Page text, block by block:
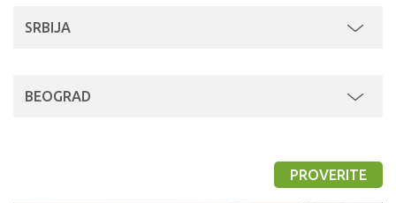
SRBIJA
BEOGRAD
PROVERITE